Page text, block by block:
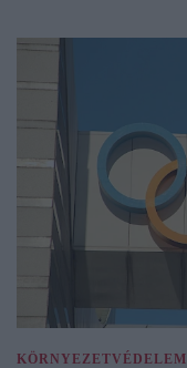
KÖRNYEZETVÉDELEM